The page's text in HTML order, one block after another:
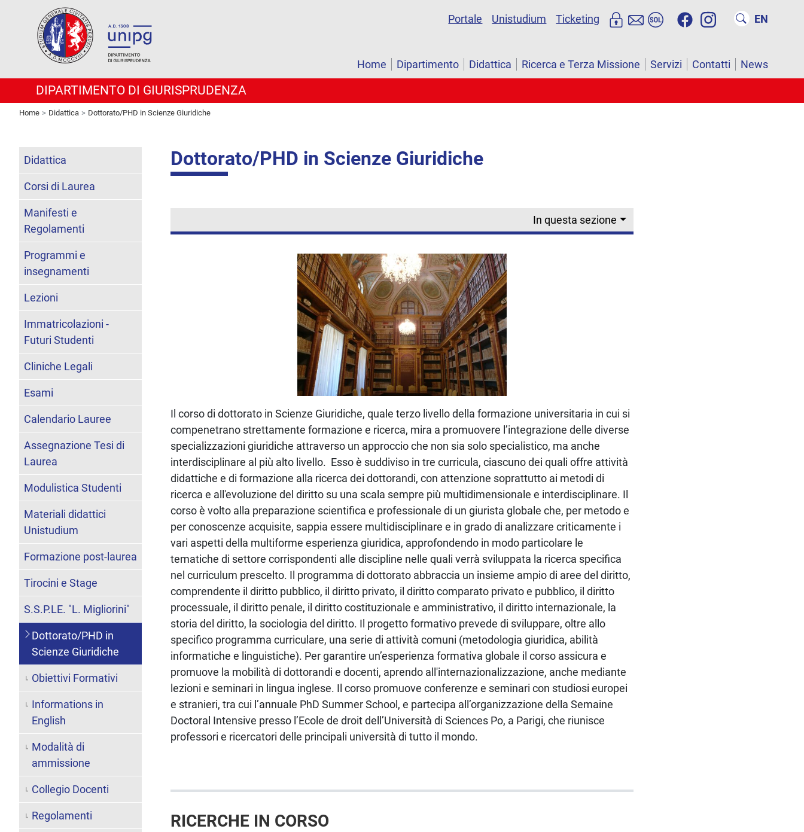
Portale Unistudium Ticketing EN
Home Dipartimento Didattica Ricerca e Terza Missione Servizi Contatti News
DIPARTIMENTO DI GIURISPRUDENZA
Home Didattica Dottorato/PHD in Scienze Giuridiche
Dottorato/PHD in Scienze Giuridiche
In questa sezione
Il corso di dottorato in Scienze Giuridiche, quale terzo livello della formazione universitaria in cui si
compenetrano strettamente formazione e ricerca, mira a promuovere l’integrazione delle diverse
specializzazioni giuridiche attraverso un approccio che non sia solo specialistico, ma anche
interdisciplinare al più alto livello. Esso è suddiviso in tre curricula, ciascuno dei quali offre attività
didattiche e di formazione alla ricerca dei dottorandi, con attenzione soprattutto ai metodi di
ricerca e all'evoluzione del diritto su una scala sempre più multidimensionale e interdisciplinare. Il
corso è volto alla preparazione scientifica e professionale di un giurista globale che, per metodo e
per conoscenze acquisite, sappia essere multidisciplinare e in grado di analizzare criticamente i
vari aspetti della multiforme esperienza giuridica, approfondendo in modo particolare le
tematiche di settore corrispondenti alle discipline nelle quali verrà sviluppata la ricerca specifica
nel curriculum prescelto. Il programma di dottorato abbraccia un insieme ampio di aree del diritto,
comprendente il diritto pubblico, il diritto privato, il diritto comparato privato e pubblico, il diritto
processuale, il diritto penale, il diritto costituzionale e amministrativo, il diritto internazionale, la
storia del diritto, la sociologia del diritto. Il progetto formativo prevede di sviluppare, oltre allo
specifico programma curriculare, una serie di attività comuni (metodologia giuridica, abilità
informatiche e linguistiche). Per garantire un’esperienza formativa globale il corso assicura e
promuove la mobilità di dottorandi e docenti, aprendo all'internazionalizzazione, anche mediante
lezioni e seminari in lingua inglese. Il corso promuove conferenze e seminari con studiosi europei
e stranieri, tra cui l’annuale PhD Summer School, e partecipa all’organizzazione della Semaine
Doctoral Intensive presso l’Ecole de droit dell’Università di Sciences Po, a Parigi, che riunisce
professori e ricercatori delle principali università di tutto il mondo.
RICERCHE IN CORSO
Didattica
Corsi di Laurea
Manifesti e
Regolamenti
Programmi e
insegnamenti
Lezioni
Immatricolazioni -
Futuri Studenti
Cliniche Legali
Esami
Calendario Lauree
Assegnazione Tesi di
Laurea
Modulistica Studenti
Materiali didattici
Unistudium
Formazione post-laurea
Tirocini e Stage
S.S.P.LE. "L. Migliorini"
Dottorato/PHD in
Scienze Giuridiche
Obiettivi Formativi
Informations in
English
Modalità di
ammissione
Collegio Docenti
Regolamenti